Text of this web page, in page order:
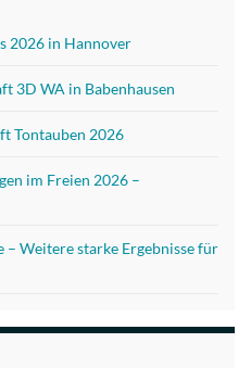
2026 in Hannover
3D WA in Babenhausen
Tontauben 2026
im Freien 2026 –
– Weitere starke Ergebnisse für